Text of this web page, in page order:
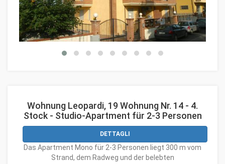
Wohnung Leopardi, 19 Wohnung Nr. 14 - 4.
Stock - Studio-Apartment für 2-3 Personen
DETTAGLI
Das Apartment Mono für 2-3 Personen liegt 300 m vom
Strand, dem Radweg und der belebten